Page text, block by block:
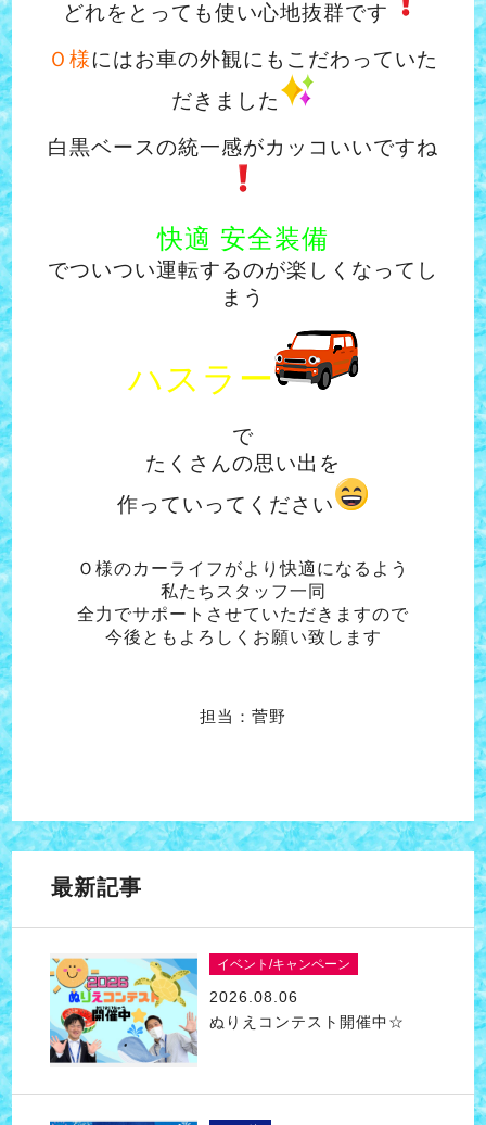
どれをとっても使い心地抜群です
Ｏ様にはお車の外観にもこだわっていた
だきました
白黒ベースの統一感がカッコいいですね
快適 安全装備
でついつい運転するのが楽しくなってし
まう
ハスラー
で
たくさんの思い出を
作っていってください
Ｏ様のカーライフがより快適になるよう
私たちスタッフ一同
全力でサポートさせていただきますので
今後ともよろしくお願い致します
担当：菅野
最新記事
イベント/キャンペーン
2026.08.06
ぬりえコンテスト開催中☆